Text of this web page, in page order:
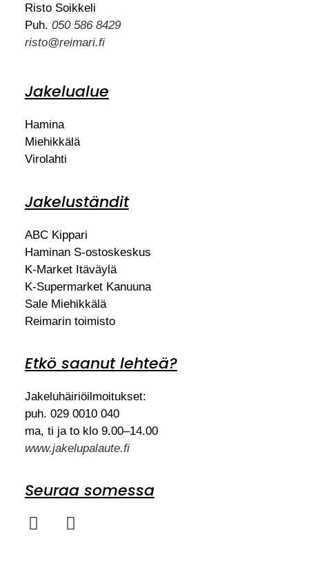
Risto Soikkeli
Puh. 050 586 8429
risto@reimari.fi
Jakelualue
Hamina
Miehikkälä
Virolahti
Jakeluständit
ABC Kippari
Haminan S-ostoskeskus
K-Market Itäväylä
K-Supermarket Kanuuna
Sale Miehikkälä
Reimarin toimisto
Etkö saanut lehteä?
Jakeluhäiriöilmoitukset:
puh. 029 0010 040
ma, ti ja to klo 9.00–14.00
www.jakelupalaute.fi
Seuraa somessa